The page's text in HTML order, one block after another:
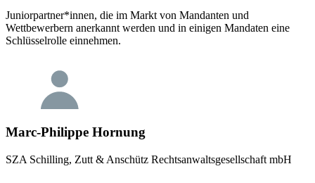
Juniorpartner*innen, die im Markt von Mandanten und
Wettbewerbern anerkannt werden und in einigen Mandaten eine
Schlüsselrolle einnehmen.
Marc-Philippe Hornung
SZA Schilling, Zutt & Anschütz Rechtsanwaltsgesellschaft mbH